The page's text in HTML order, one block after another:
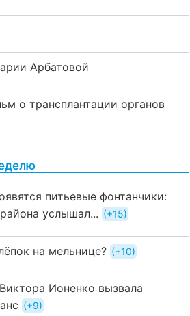
Арбатовой
о трансплантации органов
питьевые фонтанчики:
услышал...
+15
на мельнице? +10
Ионенко вызвала
+9